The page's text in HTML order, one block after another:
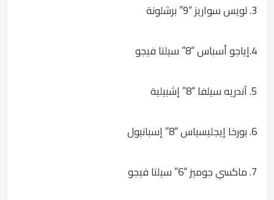
3. لويس سواريز “9” برشلونة
4.إياجو أسباس “8” سيلتا فيجو
5. آندريه سيلفا “8” إشبيلية
6. بورخا إيجليسياس “8” إسبانيول
7. ماكسي جوميز “6” سيلتا فيجو